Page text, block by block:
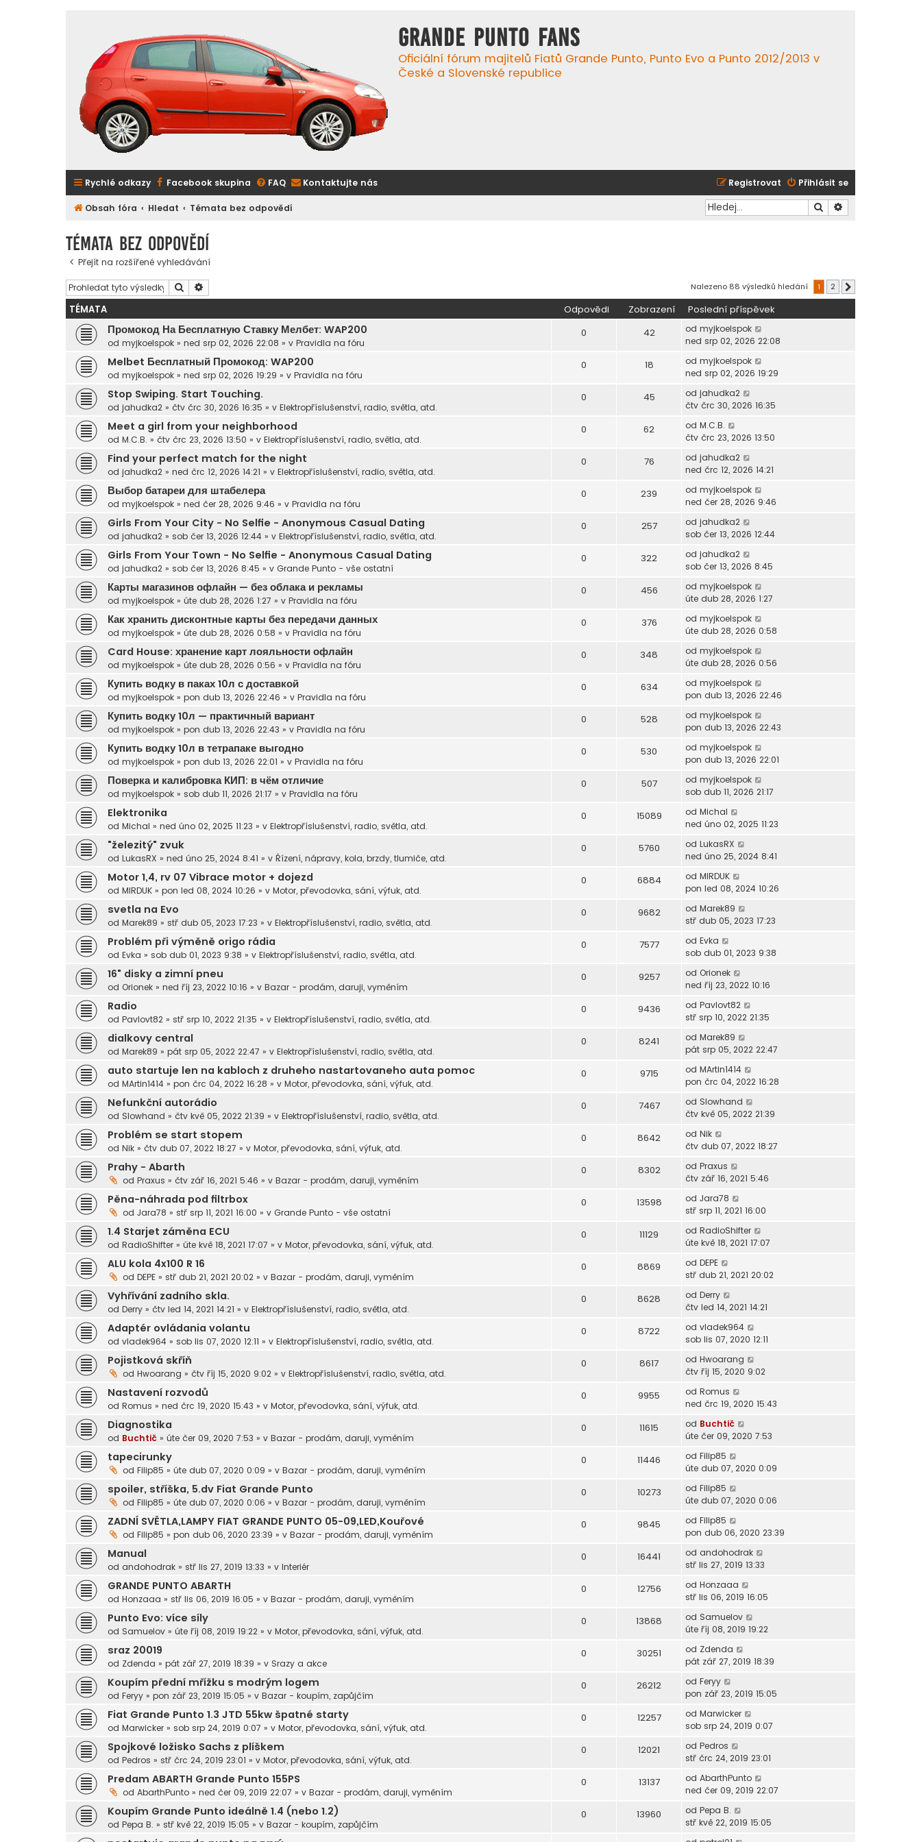
GRANDE PUNTO FANS
Oficiální fórum majitelů Fiatů Grande Punto, Punto Evo a Punto 2012/2013 v
České a Slovenské republice
Rychlé odkazy Facebook skupina FAQ Kontaktujte nás Přihlásit se
Registrovat
Obsah fóra Hledat Témata bez odpovědí Hledat
Témata bez odpovědí
Přejít na rozšířené vyhledávání
Hledat Nalezeno 88 výsledků hledání 1 2
TÉMATA Odpovědi Zobrazení Poslední příspěvek
Промокод На Бесплатную Ставку Мелбет: WAP200
od myjkoelspok » ned srp 02, 2026 22:08 » v Pravidla na fóru
0 42 od myjkoelspok
ned srp 02, 2026 22:08
Melbet Бесплатный Промокод: WAP200
od myjkoelspok » ned srp 02, 2026 19:29 » v Pravidla na fóru
0 18 od myjkoelspok
ned srp 02, 2026 19:29
Stop Swiping. Start Touching.
od jahudka2 » čtv črc 30, 2026 16:35 » v Elektropříslušenství, radio, světla, atd.
0 45 od jahudka2
čtv črc 30, 2026 16:35
Meet a girl from your neighborhood
od M.C.B. » čtv črc 23, 2026 13:50 » v Elektropříslušenství, radio, světla, atd.
0 62 od M.C.B.
čtv črc 23, 2026 13:50
Find your perfect match for the night
od jahudka2 » ned črc 12, 2026 14:21 » v Elektropříslušenství, radio, světla, atd.
0 76 od jahudka2
ned črc 12, 2026 14:21
Выбор батареи для штабелера
od myjkoelspok » ned čer 28, 2026 9:46 » v Pravidla na fóru
0 239 od myjkoelspok
ned čer 28, 2026 9:46
Girls From Your City - No Selfie - Anonymous Casual Dating
od jahudka2 » sob čer 13, 2026 12:44 » v Elektropříslušenství, radio, světla, atd.
0 257 od jahudka2
sob čer 13, 2026 12:44
Girls From Your Town - No Selfie - Anonymous Casual Dating
od jahudka2 » sob čer 13, 2026 8:45 » v Grande Punto - vše ostatní
0 322 od jahudka2
sob čer 13, 2026 8:45
Карты магазинов офлайн — без облака и рекламы
od myjkoelspok » úte dub 28, 2026 1:27 » v Pravidla na fóru
0 456 od myjkoelspok
úte dub 28, 2026 1:27
Как хранить дисконтные карты без передачи данных
od myjkoelspok » úte dub 28, 2026 0:58 » v Pravidla na fóru
0 376 od myjkoelspok
úte dub 28, 2026 0:58
Card House: хранение карт лояльности офлайн
od myjkoelspok » úte dub 28, 2026 0:56 » v Pravidla na fóru
0 348 od myjkoelspok
úte dub 28, 2026 0:56
Купить водку в паках 10л с доставкой
od myjkoelspok » pon dub 13, 2026 22:46 » v Pravidla na fóru
0 634 od myjkoelspok
pon dub 13, 2026 22:46
Купить водку 10л — практичный вариант
od myjkoelspok » pon dub 13, 2026 22:43 » v Pravidla na fóru
0 528 od myjkoelspok
pon dub 13, 2026 22:43
Купить водку 10л в тетрапаке выгодно
od myjkoelspok » pon dub 13, 2026 22:01 » v Pravidla na fóru
0 530 od myjkoelspok
pon dub 13, 2026 22:01
Поверка и калибровка КИП: в чём отличие
od myjkoelspok » sob dub 11, 2026 21:17 » v Pravidla na fóru
0 507 od myjkoelspok
sob dub 11, 2026 21:17
Elektronika
od Michal » ned úno 02, 2025 11:23 » v Elektropříslušenství, radio, světla, atd.
0 15089 od Michal
ned úno 02, 2025 11:23
"železitý" zvuk
od LukasRX » ned úno 25, 2024 8:41 » v Řízení, nápravy, kola, brzdy, tlumiče, atd.
0 5760 od LukasRX
ned úno 25, 2024 8:41
Motor 1,4, rv 07 Vibrace motor + dojezd
od MIRDUK » pon led 08, 2024 10:26 » v Motor, převodovka, sání, výfuk, atd.
0 6884 od MIRDUK
pon led 08, 2024 10:26
svetla na Evo
od Marek89 » stř dub 05, 2023 17:23 » v Elektropříslušenství, radio, světla, atd.
0 9682 od Marek89
stř dub 05, 2023 17:23
Problém při výměně origo rádia
od Evka » sob dub 01, 2023 9:38 » v Elektropříslušenství, radio, světla, atd.
0 7577 od Evka
sob dub 01, 2023 9:38
16" disky a zimní pneu
od Orionek » ned říj 23, 2022 10:16 » v Bazar - prodám, daruji, vyměním
0 9257 od Orionek
ned říj 23, 2022 10:16
Radio
od Pavlovt82 » stř srp 10, 2022 21:35 » v Elektropříslušenství, radio, světla, atd.
0 9436 od Pavlovt82
stř srp 10, 2022 21:35
dialkovy central
od Marek89 » pát srp 05, 2022 22:47 » v Elektropříslušenství, radio, světla, atd.
0 8241 od Marek89
pát srp 05, 2022 22:47
auto startuje len na kabloch z druheho nastartovaneho auta pomoc
od MArtin1414 » pon črc 04, 2022 16:28 » v Motor, převodovka, sání, výfuk, atd.
0 9715 od MArtin1414
pon črc 04, 2022 16:28
Nefunkční autorádio
od Slowhand » čtv kvě 05, 2022 21:39 » v Elektropříslušenství, radio, světla, atd.
0 7467 od Slowhand
čtv kvě 05, 2022 21:39
Problém se start stopem
od Nik » čtv dub 07, 2022 18:27 » v Motor, převodovka, sání, výfuk, atd.
0 8642 od Nik
čtv dub 07, 2022 18:27
Prahy - Abarth
od Praxus » čtv zář 16, 2021 5:46 » v Bazar - prodám, daruji, vyměním
0 8302 od Praxus
čtv zář 16, 2021 5:46
Pěna-náhrada pod filtrbox
od Jara78 » stř srp 11, 2021 16:00 » v Grande Punto - vše ostatní
0 13598 od Jara78
stř srp 11, 2021 16:00
1.4 Starjet záměna ECU
od RadioShifter » úte kvě 18, 2021 17:07 » v Motor, převodovka, sání, výfuk, atd.
0 11129 od RadioShifter
úte kvě 18, 2021 17:07
ALU kola 4x100 R 16
od DEPE » stř dub 21, 2021 20:02 » v Bazar - prodám, daruji, vyměním
0 8869 od DEPE
stř dub 21, 2021 20:02
Vyhřívání zadního skla.
od Derry » čtv led 14, 2021 14:21 » v Elektropříslušenství, radio, světla, atd.
0 8628 od Derry
čtv led 14, 2021 14:21
Adaptér ovládania volantu
od vladek964 » sob lis 07, 2020 12:11 » v Elektropříslušenství, radio, světla, atd.
0 8722 od vladek964
sob lis 07, 2020 12:11
Pojistková skříň
od Hwoarang » čtv říj 15, 2020 9:02 » v Elektropříslušenství, radio, světla, atd.
0 8617 od Hwoarang
čtv říj 15, 2020 9:02
Nastavení rozvodů
od Romus » ned črc 19, 2020 15:43 » v Motor, převodovka, sání, výfuk, atd.
0 9955 od Romus
ned črc 19, 2020 15:43
Diagnostika
od Buchtič » úte čer 09, 2020 7:53 » v Bazar - prodám, daruji, vyměním
0 11615 od Buchtič
úte čer 09, 2020 7:53
tapecirunky
od Filip85 » úte dub 07, 2020 0:09 » v Bazar - prodám, daruji, vyměním
0 11446 od Filip85
úte dub 07, 2020 0:09
spoiler, stříška, 5.dv Fiat Grande Punto
od Filip85 » úte dub 07, 2020 0:06 » v Bazar - prodám, daruji, vyměním
0 10273 od Filip85
úte dub 07, 2020 0:06
ZADNÍ SVĚTLA,LAMPY FIAT GRANDE PUNTO 05-09,LED,Kouřové
od Filip85 » pon dub 06, 2020 23:39 » v Bazar - prodám, daruji, vyměním
0 9845 od Filip85
pon dub 06, 2020 23:39
Manual
od andohodrak » stř lis 27, 2019 13:33 » v Interiér
0 16441 od andohodrak
stř lis 27, 2019 13:33
GRANDE PUNTO ABARTH
od Honzaaa » stř lis 06, 2019 16:05 » v Bazar - prodám, daruji, vyměním
0 12756 od Honzaaa
stř lis 06, 2019 16:05
Punto Evo: více síly
od Samuelov » úte říj 08, 2019 19:22 » v Motor, převodovka, sání, výfuk, atd.
0 13868 od Samuelov
úte říj 08, 2019 19:22
sraz 20019
od Zdenda » pát zář 27, 2019 18:39 » v Srazy a akce
0 30251 od Zdenda
pát zář 27, 2019 18:39
Koupím přední mřížku s modrým logem
od Feryy » pon zář 23, 2019 15:05 » v Bazar - koupím, zapůjčím
0 26212 od Feryy
pon zář 23, 2019 15:05
Fiat Grande Punto 1.3 JTD 55kw špatné starty
od Marwicker » sob srp 24, 2019 0:07 » v Motor, převodovka, sání, výfuk, atd.
0 12257 od Marwicker
sob srp 24, 2019 0:07
Spojkové ložisko Sachs z plíškem
od Pedros » stř črc 24, 2019 23:01 » v Motor, převodovka, sání, výfuk, atd.
0 12021 od Pedros
stř črc 24, 2019 23:01
Predam ABARTH Grande Punto 155PS
od AbarthPunto » ned čer 09, 2019 22:07 » v Bazar - prodám, daruji, vyměním
0 13137 od AbarthPunto
ned čer 09, 2019 22:07
Koupím Grande Punto ideálně 1.4 (nebo 1.2)
od Pepa B. » stř kvě 22, 2019 15:05 » v Bazar - koupím, zapůjčím
0 13960 od Pepa B.
stř kvě 22, 2019 15:05